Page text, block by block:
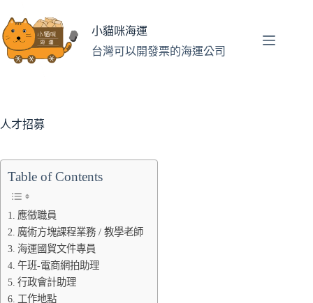
至
主
要
小貓咪海運
台灣可以開發票的海運公司
人才招募
Table of Contents
應徵職員
魔術方塊課程業務 / 教學老師
海運國貿文件專員
午班-電商網拍助理
行政會計助理
工作地點